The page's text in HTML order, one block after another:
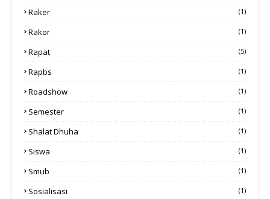
Raker (1)
Rakor (1)
Rapat (5)
Rapbs (1)
Roadshow (1)
Semester (1)
Shalat Dhuha (1)
Siswa (1)
Smub (1)
Sosialisasi (1)